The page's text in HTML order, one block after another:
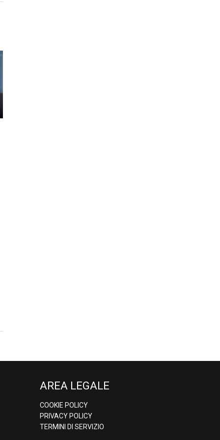
AREA LEGALE
COOKIE POLICY
PRIVACY POLICY
TERMINI DI SERVIZIO